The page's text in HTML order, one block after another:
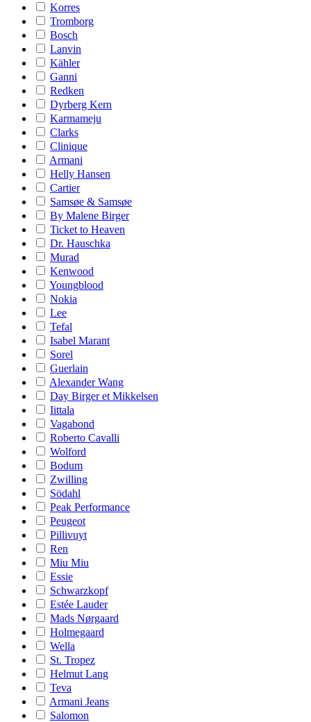
Korres
Tromborg
Bosch
Lanvin
Kähler
Ganni
Redken
Dyrberg Kern
Karmameju
Clarks
Clinique
Armani
Helly Hansen
Cartier
Samsøe & Samsøe
By Malene Birger
Ticket to Heaven
Dr. Hauschka
Murad
Kenwood
Youngblood
Nokia
Lee
Tefal
Isabel Marant
Sorel
Guerlain
Alexander Wang
Day Birger et Mikkelsen
Iittala
Vagabond
Roberto Cavalli
Wolford
Bodum
Zwilling
Södahl
Peak Performance
Peugeot
Pillivuyt
Ren
Miu Miu
Essie
Schwarzkopf
Estée Lauder
Mads Nørgaard
Holmegaard
Wella
St. Tropez
Helmut Lang
Teva
Armani Jeans
Salomon